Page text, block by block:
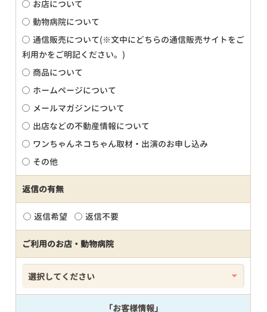
お店について
動物病院について
通信販売について(※文中にどちらの通信販売サイトをご
利用かをご明記ください。)
商品について
ホームページについて
メールマガジンについて
出店などの不動産情報について
ワンちゃんネコちゃん取材・出演のお申し込み
その他
返信の有無
返信希望 返信不要
ご利用のお店・動物病院
「お客様情報」